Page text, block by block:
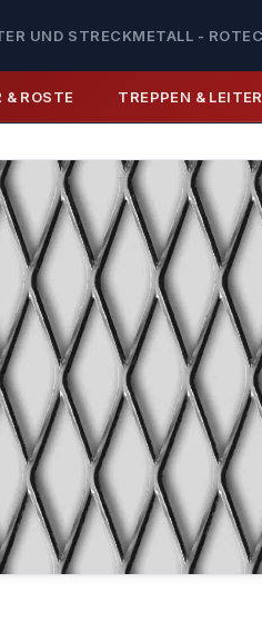
UND STRECKMETALL -
& ROSTE TREPPEN &